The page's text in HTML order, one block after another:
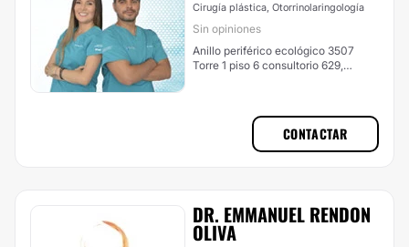
Cirugía plástica, Otorrinolaringología
Sin opiniones
Anillo periférico ecológico 3507
Torre 1 piso 6 consultorio 629,
CONTACTAR
DR. EMMANUEL RENDON
OLIVA